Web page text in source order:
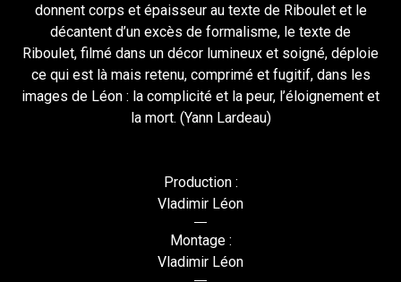
donnent corps et épaisseur au texte de Riboulet et le
décantent d’un excès de formalisme, le texte de
Riboulet, filmé dans un décor lumineux et soigné, déploie
ce qui est là mais retenu, comprimé et fugitif, dans les
images de Léon : la complicité et la peur, l’éloignement et
la mort. (Yann Lardeau)
Production :
Vladimir Léon
Montage :
Vladimir Léon